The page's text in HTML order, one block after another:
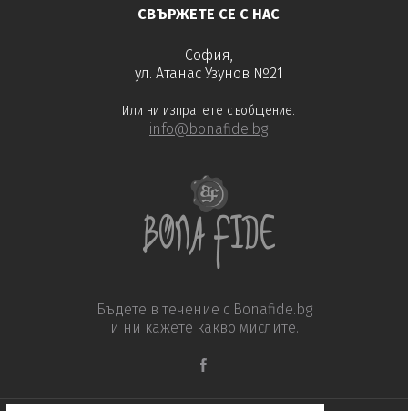
СВЪРЖЕТЕ СЕ С НАС
София,
ул. Атанас Узунов №21
Или ни изпратете съобщение.
info@bonafide.bg
Бъдете в течение с Bonafide.bg
и ни кажете какво мислите.